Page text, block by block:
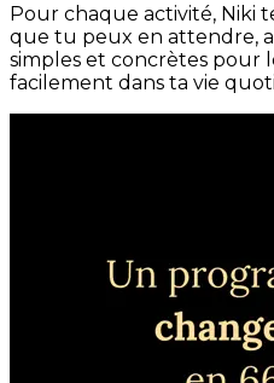
Pour chaque activité, Niki
que tu peux en attendre,
simples et concrètes pour
facilement dans ta vie